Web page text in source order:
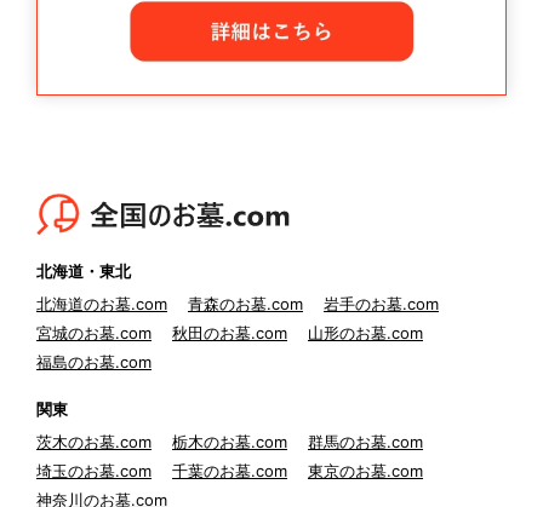
北海道・東北
北海道のお墓.com
青森のお墓.com
岩手のお墓.com
宮城のお墓.com
秋田のお墓.com
山形のお墓.com
福島のお墓.com
関東
茨木のお墓.com
栃木のお墓.com
群馬のお墓.com
埼玉のお墓.com
千葉のお墓.com
東京のお墓.com
神奈川のお墓.com